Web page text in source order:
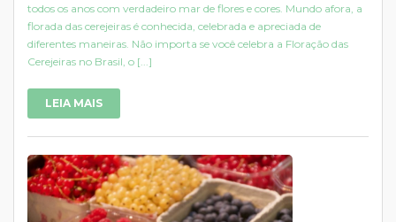
todos os anos com verdadeiro mar de flores e cores. Mundo afora, a
florada das cerejeiras é conhecida, celebrada e apreciada de
diferentes maneiras. Não importa se você celebra a Floração das
Cerejeiras no Brasil, o [...]
LEIA MAIS